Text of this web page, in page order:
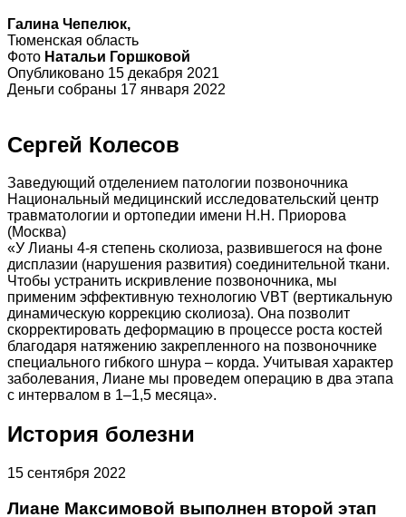
Галина Чепелюк,
Тюменская область
Фото Натальи Горшковой
Опубликовано 15 декабря 2021
Деньги собраны 17 января 2022
Сергей Колесов
Заведующий отделением патологии позвоночника
Национальный медицинский исследовательский центр
травматологии и ортопедии имени Н.Н. Приорова
(Москва)
«У Лианы 4-я степень сколиоза, развившегося на фоне
дисплазии (нарушения развития) соединительной ткани.
Чтобы устранить искривление позвоночника, мы
применим эффективную технологию VBT (вертикальную
динамическую коррекцию сколиоза). Она позволит
скорректировать деформацию в процессе роста костей
благодаря натяжению закрепленного на позвоночнике
специального гибкого шнура – корда. Учитывая характер
заболевания, Лиане мы проведем операцию в два этапа
с интервалом в 1–1,5 месяца».
История болезни
15 сентября 2022
Лиане Максимовой выполнен второй этап